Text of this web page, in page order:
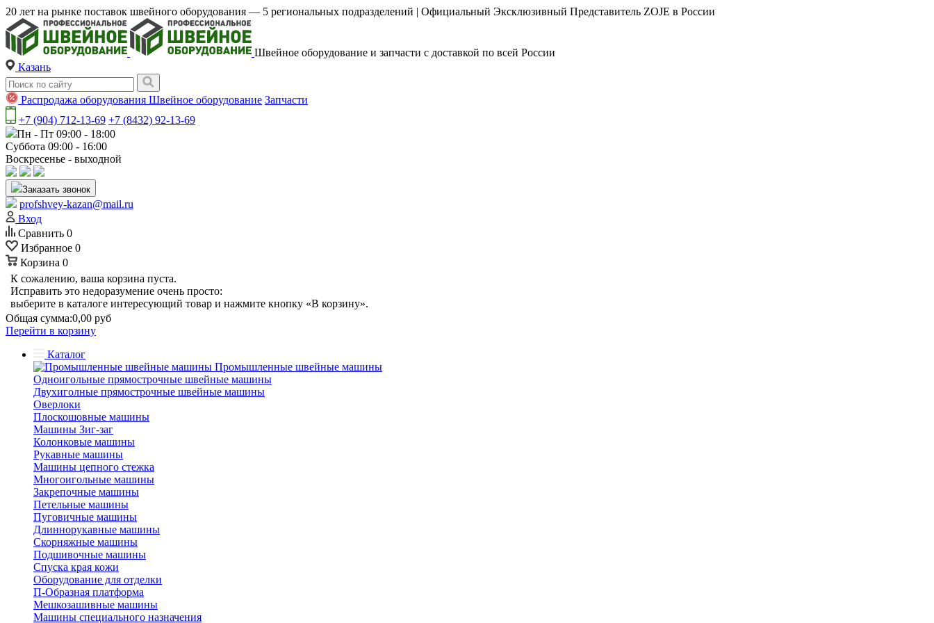
20 лет на рынке поставок швейного оборудования — 5 региональных подразделений | Официальный Эксклюзивный Представитель ZOJE в России
Швейное оборудование и запчасти с доставкой по всей России
Казань
Распродажа оборудования Швейное оборудование Запчасти
+7 (904) 712-13-69 +7 (8432) 92-13-69
Пн - Пт 09:00 - 18:00
Суббота 09:00 - 16:00
Воскресенье - выходной
Заказать звонок
profshvey-kazan@mail.ru
Вход
Сравнить 0
Избранное 0
Корзина 0
К сожалению, ваша корзина пуста.
Исправить это недоразумение очень просто:
выберите в каталоге интересующий товар и нажмите кнопку «В корзину».
Общая сумма:0,00 руб
Перейти в корзину
Каталог
Промышленные швейные машины
Одноигольные прямострочные швейные машины
Двухиголные прямострочные швейные машины
Оверлоки
Плоскошовные машины
Машины Зиг-заг
Колонковые машины
Рукавные машины
Машины цепного стежка
Многоигольные машины
Закрепочные машины
Петельные машины
Пуговичные машины
Длиннорукавные машины
Скорняжные машины
Подшивочные машины
Спуска края кожи
Оборудование для отделки
П-Образная платформа
Мешкозашивные машины
Машины специального назначения